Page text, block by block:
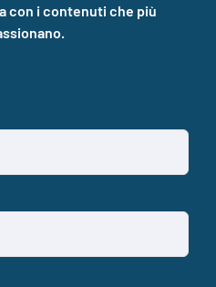
con i contenuti che più